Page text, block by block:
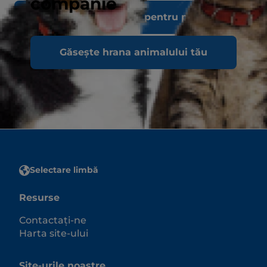
Găsește hrana animalului tău
Vezi toată hrana pentru pisici
Selectare limbă
Resurse
Contactați-ne
Harta site-ului